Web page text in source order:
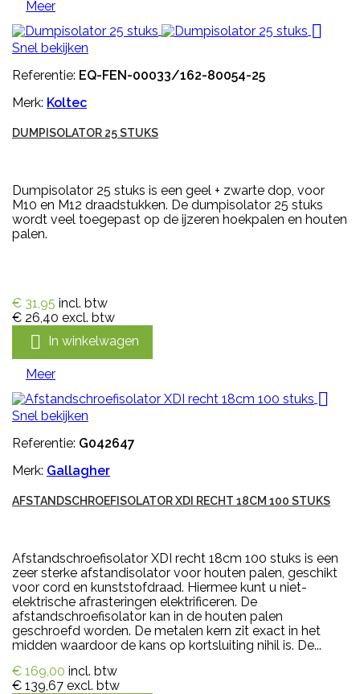
Meer

Snel bekijken
Referentie: EQ-FEN-00033/162-80054-25
Merk: Koltec
DUMPISOLATOR 25 STUKS
Dumpisolator 25 stuks is een geel + zwarte dop, voor
M10 en M12 draadstukken. De dumpisolator 25 stuks
wordt veel toegepast op de ijzeren hoekpalen en houten
palen.
€ 31,95 incl. btw
€ 26,40 excl. btw
 In winkelwagen
Meer

Snel bekijken
Referentie: G042647
Merk: Gallagher
AFSTANDSCHROEFISOLATOR XDI RECHT 18CM 100 STUKS
Afstandschroefisolator XDI recht 18cm 100 stuks is een
zeer sterke afstandisolator voor houten palen, geschikt
voor cord en kunststofdraad. Hiermee kunt u niet-
elektrische afrasteringen elektrificeren. De
afstandschroefisolator kan in de houten palen
geschroefd worden. De metalen kern zit exact in het
midden waardoor de kans op kortsluiting nihil is. De...
€ 169,00 incl. btw
€ 139,67 excl. btw